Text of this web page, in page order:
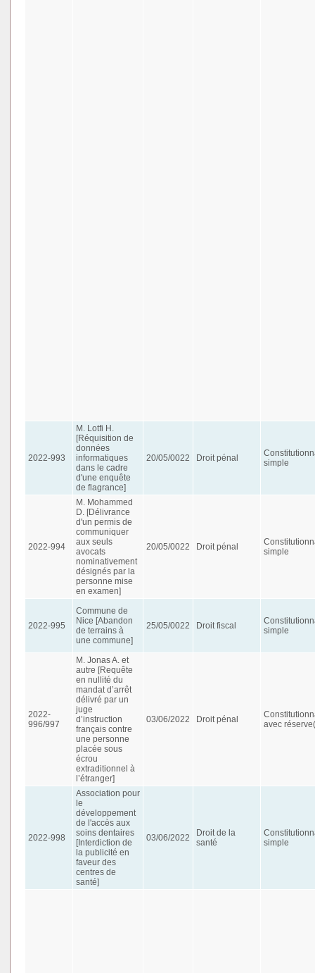
2022-993
M. Lotfi H.
[Réquisition de
données
informatiques
dans le cadre
d'une enquête
de flagrance]
20/05/0022 Droit pénal
simple
2022-994
M. Mohammed
D. [Délivrance
d'un permis de
communiquer
aux seuls
avocats
nominativement
désignés par la
personne mise
en examen]
20/05/0022 Droit pénal
simple
2022-995
Commune de
Nice [Abandon
de terrains à
une commune]
25/05/0022 Droit fiscal
simple
2022-
996/997
M. Jonas A. et
autre [Requête
en nullité du
mandat d’arrêt
délivré par un
juge
d’instruction
français contre
une personne
placée sous
écrou
extraditionnel à
l’étranger]
03/06/2022 Droit pénal
avec
2022-998
Association pour
le
développement
de l'accès aux
soins dentaires
[Interdiction de
la publicité en
faveur des
centres de
santé]
03/06/2022
Droit de la
santé
simple